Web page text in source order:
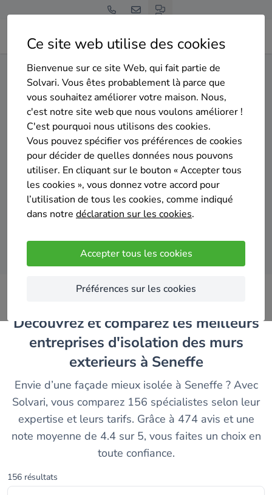
Ce site web utilise des cookies
Bienvenue sur ce site Web, qui fait partie de
Solvari. Vous êtes probablement là parce que
vous souhaitez améliorer votre maison. Nous,
c'est notre site web que nous voulons améliorer !
C'est pourquoi nous utilisons des cookies.
Vous pouvez spécifier vos préférences de cookies
pour décider de quelles données nous pouvons
utiliser. En cliquant sur le bouton « Accepter tous
les cookies », vous donnez votre accord pour
l’utilisation de tous les cookies, comme indiqué
dans notre déclaration sur les cookies.
Accepter tous les cookies
Préférences sur les cookies
Home Isolation des murs extérieurs Hainaut Seneffe
Gratuit et sans engagement
Top 20 des entreprises
d'isolation des murs exterieurs
à Seneffe
Comparer des devis
Découvrez et comparez les meilleurs
entreprises d'isolation des murs
exterieurs à Seneffe
Envie d’une façade mieux isolée à Seneffe ? Avec
Solvari, vous comparez 156 spécialistes selon leur
expertise et leurs tarifs. Grâce à 474 avis et une
note moyenne de 4.4 sur 5, vous faites un choix en
toute confiance.
156 résultats